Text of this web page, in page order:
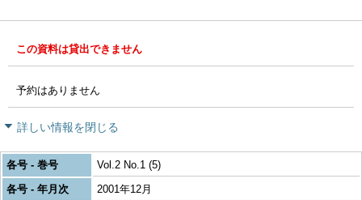
この資料は貸出できません
予約はありません
詳しい情報を閉じる
各号 - 巻号
Vol.2 No.1 (5)
各号 - 年月次
2001年12月